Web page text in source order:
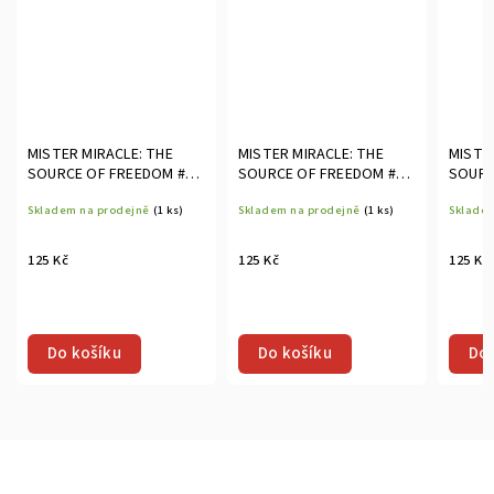
MISTER MIRACLE: THE
SOURCE OF FREEDOM #2
Skladem na prodejně (1 ks)
125 Kč
Do košíku
MISTER MIRACLE: THE
SOURCE OF FREEDOM #3
Skladem na prodejně (1 ks)
125 Kč
Do košíku
125 Kč